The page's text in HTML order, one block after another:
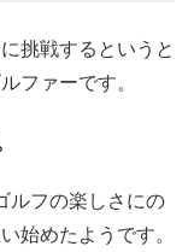
挑戦するというと
ファーです。
ルフの楽しさにの
始めたようです。